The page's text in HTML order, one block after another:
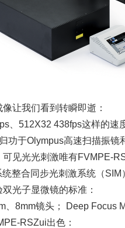
让我们看到转瞬即逝：
、512X32 438fps这样的速
功于Olympus高速扫描振镜
见光光刺激唯有FVMPE-RS
整合同步光刺激系统（
光子显微镜的标准：
、8mm镜头； Deep Focus
RSZui出色：